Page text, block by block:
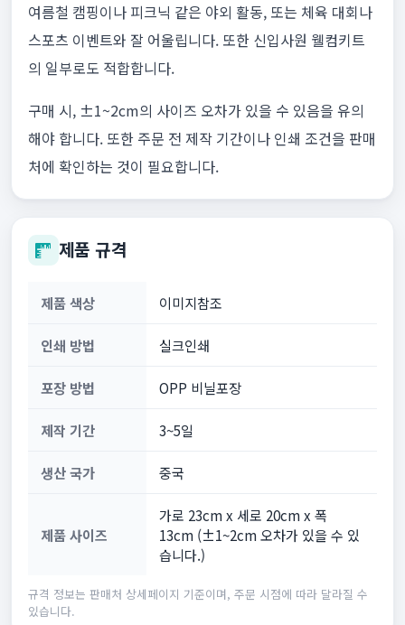
여름철 캠핑이나 피크닉 같은 야외 활동, 또는 체육 대회나
스포츠 이벤트와 잘 어울립니다. 또한 신입사원 웰컴키트
의 일부로도 적합합니다.
구매 시, ±1~2cm의 사이즈 오차가 있을 수 있음을 유의
해야 합니다. 또한 주문 전 제작 기간이나 인쇄 조건을 판매
처에 확인하는 것이 필요합니다.
제품 규격
제품 색상 이미지참조
인쇄 방법 실크인쇄
포장 방법 OPP 비닐포장
제작 기간 3~5일
생산 국가 중국
제품 사이즈
가로 23cm x 세로 20cm x 폭
13cm (±1~2cm 오차가 있을 수 있
습니다.)
규격 정보는 판매처 상세페이지 기준이며, 주문 시점에 따라 달라질 수
있습니다.